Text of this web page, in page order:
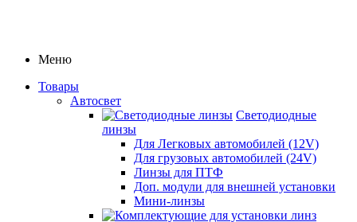
Меню
Товары
Автосвет
Светодиодные
линзы
Для Легковых автомобилей (12V)
Для грузовых автомобилей (24V)
Линзы для ПТФ
Доп. модули для внешней установки
Мини-линзы